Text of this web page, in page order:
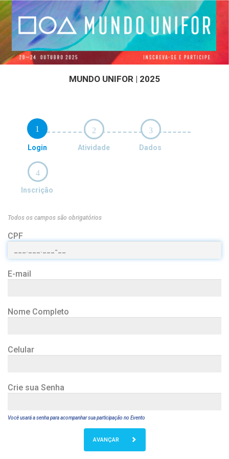
MUNDO UNIFOR | 2025
1
Login
2
Atividade
3
Dados
4
Inscrição
Todos os campos são obrigatórios
CPF
E-mail
Nome Completo
Celular
Crie sua Senha
Você usará a senha para acompanhar sua participação no Evento
AVANÇAR